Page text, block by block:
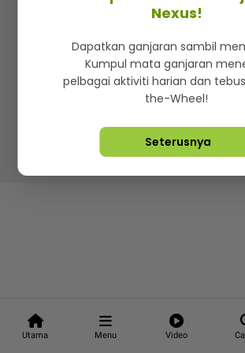
Utama Menu Video
Iklan di SMG360
Terma & Syarat Dasar
Lebih hot, viral
Hakcipta Terpelihara ©2026. Star Media
Nexus!
Dapatkan ganjaran sambil
Kumpul mata ganjaran
pelbagai aktiviti harian dan
the-Wheel!
Seterusnya